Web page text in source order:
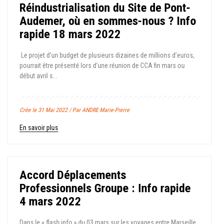
Réindustrialisation du Site de Pont-
Audemer, où en sommes-nous ? Info
rapide 18 mars 2022
Le projet d'un budget de plusieurs dizaines de millions d’euros,
pourrait être présenté lors d’une réunion de CCA fin mars ou
début avril s...
Crée le 31 Mai 2022 / Par ANDRE Marie-Pierre
En savoir plus
Accord Déplacements
Professionnels Groupe : Info rapide
4 mars 2022